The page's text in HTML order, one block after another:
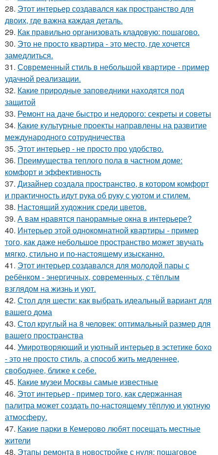
28. Этот интерьер создавался как пространство для
двоих, где важна каждая деталь.
29. Как правильно организовать кладовую: пошагово.
30. Это не просто квартира - это место, где хочется
замедлиться.
31. Современный стиль в небольшой квартире - пример
удачной реализации.
32. Какие природные заповедники находятся под
защитой
33. Ремонт на даче быстро и недорого: секреты и советы
34. Какие культурные проекты направлены на развитие
международного сотрудничества
35. Этот интерьер - не просто про удобство.
36. Преимущества теплого пола в частном доме:
комфорт и эффективность
37. Дизайнер создала пространство, в котором комфорт
и практичность идут рука об руку с уютом и стилем.
38. Настоящий художник среди цветов.
39. А вам нравятся панорамные окна в интерьере?
40. Интерьер этой однокомнатной квартиры - пример
того, как даже небольшое пространство может звучать
мягко, стильно и по-настоящему изысканно.
41. Этот интерьер создавался для молодой пары с
ребёнком - энергичных, современных, с тёплым
взглядом на жизнь и уют.
42. Стол для шести: как выбрать идеальный вариант для
вашего дома
43. Стол круглый на 8 человек: оптимальный размер для
вашего пространства
44. Умиротворяющий и уютный интерьер в эстетике бохо
- это не просто стиль, а способ жить медленнее,
свободнее, ближе к себе.
45. Какие музеи Москвы самые известные
46. Этот интерьер - пример того, как сдержанная
палитра может создать по-настоящему тёплую и уютную
атмосферу.
47. Какие парки в Кемерово любят посещать местные
жители
48. Этапы ремонта в новостройке с нуля: пошаговое